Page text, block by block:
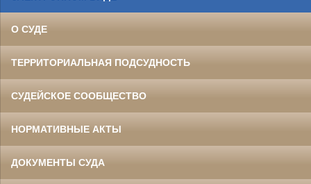
О СУДЕ
ТЕРРИТОРИАЛЬНАЯ ПОДСУДНОСТЬ
СУДЕЙСКОЕ СООБЩЕСТВО
НОРМАТИВНЫЕ АКТЫ
ДОКУМЕНТЫ СУДА